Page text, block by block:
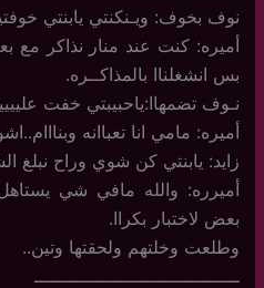
نوف بخوف: ويـنكنتي يابنتي
أميره: كنت عند منار نذاكر
بس انشغلناا بالمذاكــره.
نـوف تضمهاا:ياحبيبتي خفت
أميره: مامي انا تعباانه
زايد: يابنتي كن شوي وراح نبلغ
أميرره: والله مافي شي
بعض لاختبار بكراا.
وطلعت وخلتهم ولحقتها وتين..
ـــــــــــــــــــــــــــــــــــــ